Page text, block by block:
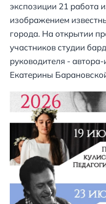
экспозиции 21 работа
изображением
города. На открытии
участников студии
руководителя -
Екатерины